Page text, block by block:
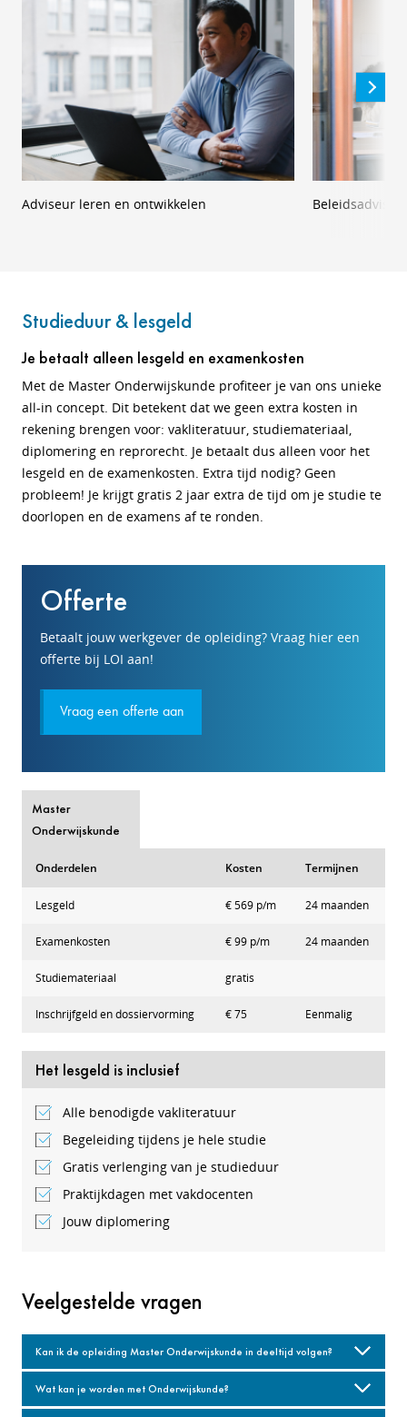
Adviseur leren en ontwikkelen
Studieduur & lesgeld
Je betaalt alleen lesgeld en examenkosten
Met de Master Onderwijskunde profiteer je van ons unieke
all-in concept. Dit betekent dat we geen extra kosten in
rekening brengen voor: vakliteratuur, studiemateriaal,
diplomering en reprorecht. Je betaalt dus alleen voor het
lesgeld en de examenkosten. Extra tijd nodig? Geen
probleem! Je krijgt gratis 2 jaar extra de tijd om je studie te
doorlopen en de examens af te ronden.
Offerte
Betaalt jouw werkgever de opleiding? Vraag hier een
offerte bij LOI aan!
Vraag een offerte aan
Master
Onderwijskunde
Onderdelen Kosten Termijnen
Lesgeld € 569 p/m 24 maanden
Examenkosten € 99 p/m 24 maanden
Studiemateriaal gratis
Inschrijfgeld en dossiervorming € 75 Eenmalig
Het lesgeld is inclusief
Alle benodigde vakliteratuur
Begeleiding tijdens je hele studie
Gratis verlenging van je studieduur
Praktijkdagen met vakdocenten
Jouw diplomering
Veelgestelde vragen
Kan ik de opleiding Master Onderwijskunde in deeltijd volgen?
Wat kan je worden met Onderwijskunde?